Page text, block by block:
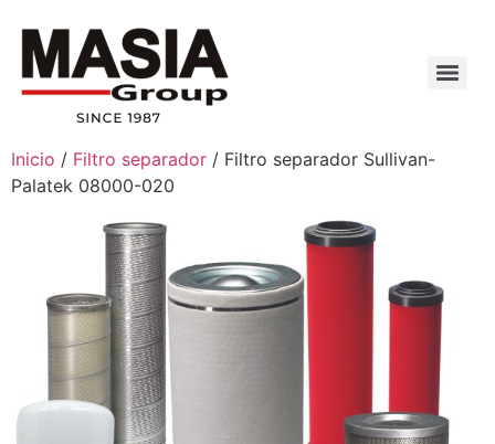
Inicio / Filtro separador / Filtro separador Sullivan-
Palatek 08000-020